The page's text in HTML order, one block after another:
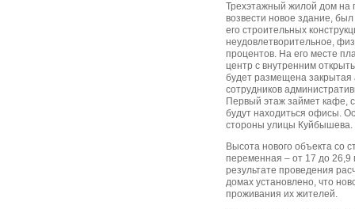
Трехэтажный жилой дом на
возвести новое здание,
его строительных
неудовлетворительное,
процентов. На его месте
центр с внутренним
будет размещена закрытая
сотрудников
Первый этаж займет кафе,
будут находиться офисы.
стороны улицы Куйбышева.
Высота нового объекта со
переменная – от 17 до 26,9
результате проведения
домах установлено, что
проживания их жителей.